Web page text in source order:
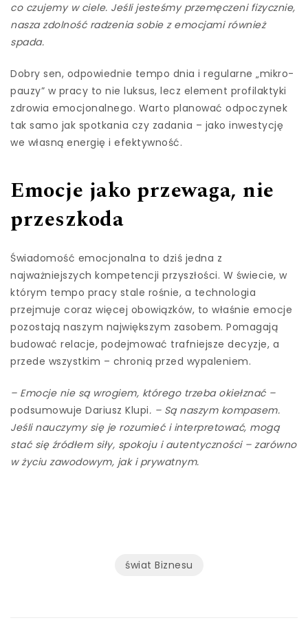
co czujemy w ciele. Jeśli jesteśmy przemęczeni fizycznie,
nasza zdolność radzenia sobie z emocjami również
spada.
Dobry sen, odpowiednie tempo dnia i regularne „mikro-
pauzy” w pracy to nie luksus, lecz element profilaktyki
zdrowia emocjonalnego. Warto planować odpoczynek
tak samo jak spotkania czy zadania – jako inwestycję
we własną energię i efektywność.
Emocje jako przewaga, nie
przeszkoda
Świadomość emocjonalna to dziś jedna z
najważniejszych kompetencji przyszłości. W świecie, w
którym tempo pracy stale rośnie, a technologia
przejmuje coraz więcej obowiązków, to właśnie emocje
pozostają naszym największym zasobem. Pomagają
budować relacje, podejmować trafniejsze decyzje, a
przede wszystkim – chronią przed wypaleniem.
– Emocje nie są wrogiem, którego trzeba okiełznać –
podsumowuje Dariusz Klupi. – Są naszym kompasem.
Jeśli nauczymy się je rozumieć i interpretować, mogą
stać się źródłem siły, spokoju i autentyczności – zarówno
w życiu zawodowym, jak i prywatnym.
świat Biznesu